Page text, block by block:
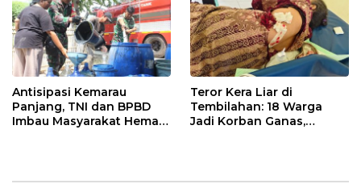
Antisipasi Kemarau
Panjang, TNI dan BPBD
Imbau Masyarakat Hemat
Teror Kera Liar di
Tembilahan: 18 Warga
Jadi Korban Ganas,